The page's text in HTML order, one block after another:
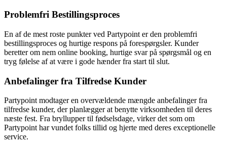
Problemfri Bestillingsproces
En af de mest roste punkter ved Partypoint er den problemfri
bestillingsproces og hurtige respons på forespørgsler. Kunder
beretter om nem online booking, hurtige svar på spørgsmål og en
tryg følelse af at være i gode hænder fra start til slut.
Anbefalinger fra Tilfredse Kunder
Partypoint modtager en overvældende mængde anbefalinger fra
tilfredse kunder, der planlægger at benytte virksomheden til deres
næste fest. Fra bryllupper til fødselsdage, virker det som om
Partypoint har vundet folks tillid og hjerte med deres exceptionelle
service.